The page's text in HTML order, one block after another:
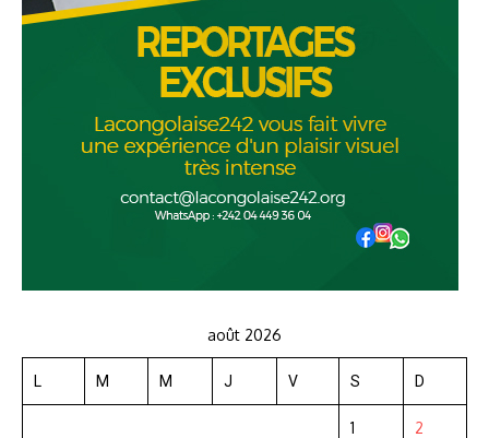
août 2026
L M M J V S D
1 2